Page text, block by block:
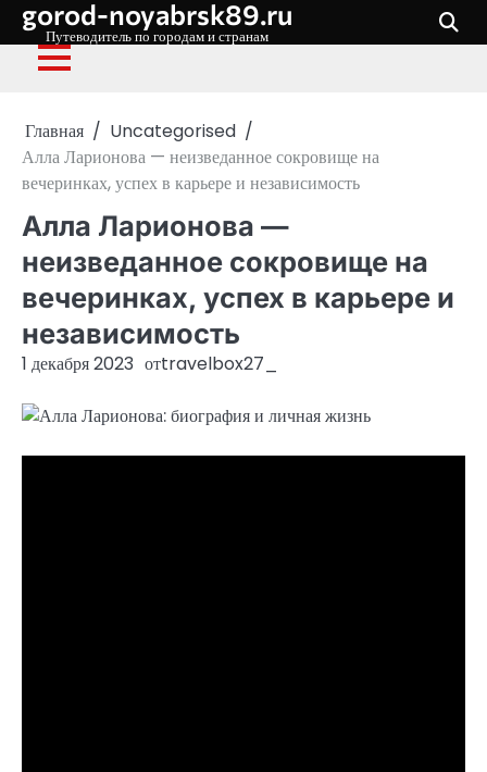
Перейти
содержимому
gorod-noyabrsk89.ru
Путеводитель по городам и странам
Главная
Uncategorised
Алла Ларионова — неизведанное сокровище на
вечеринках, успех в карьере и независимость
Алла Ларионова —
неизведанное сокровище на
вечеринках, успех в карьере и
независимость
1 декабря 2023 отtravelbox27_